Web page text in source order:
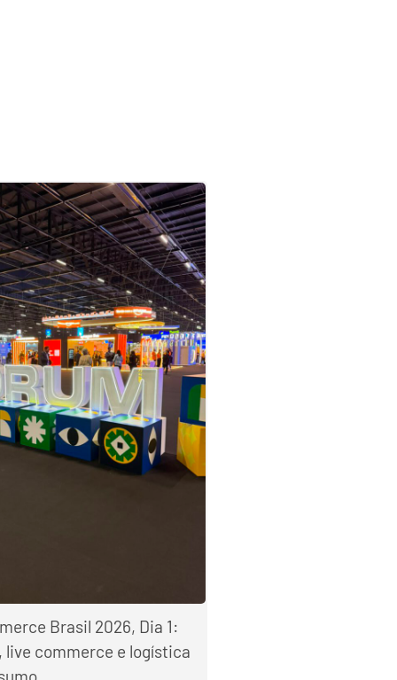
Brasil 2026, Dia 1:
commerce e logística